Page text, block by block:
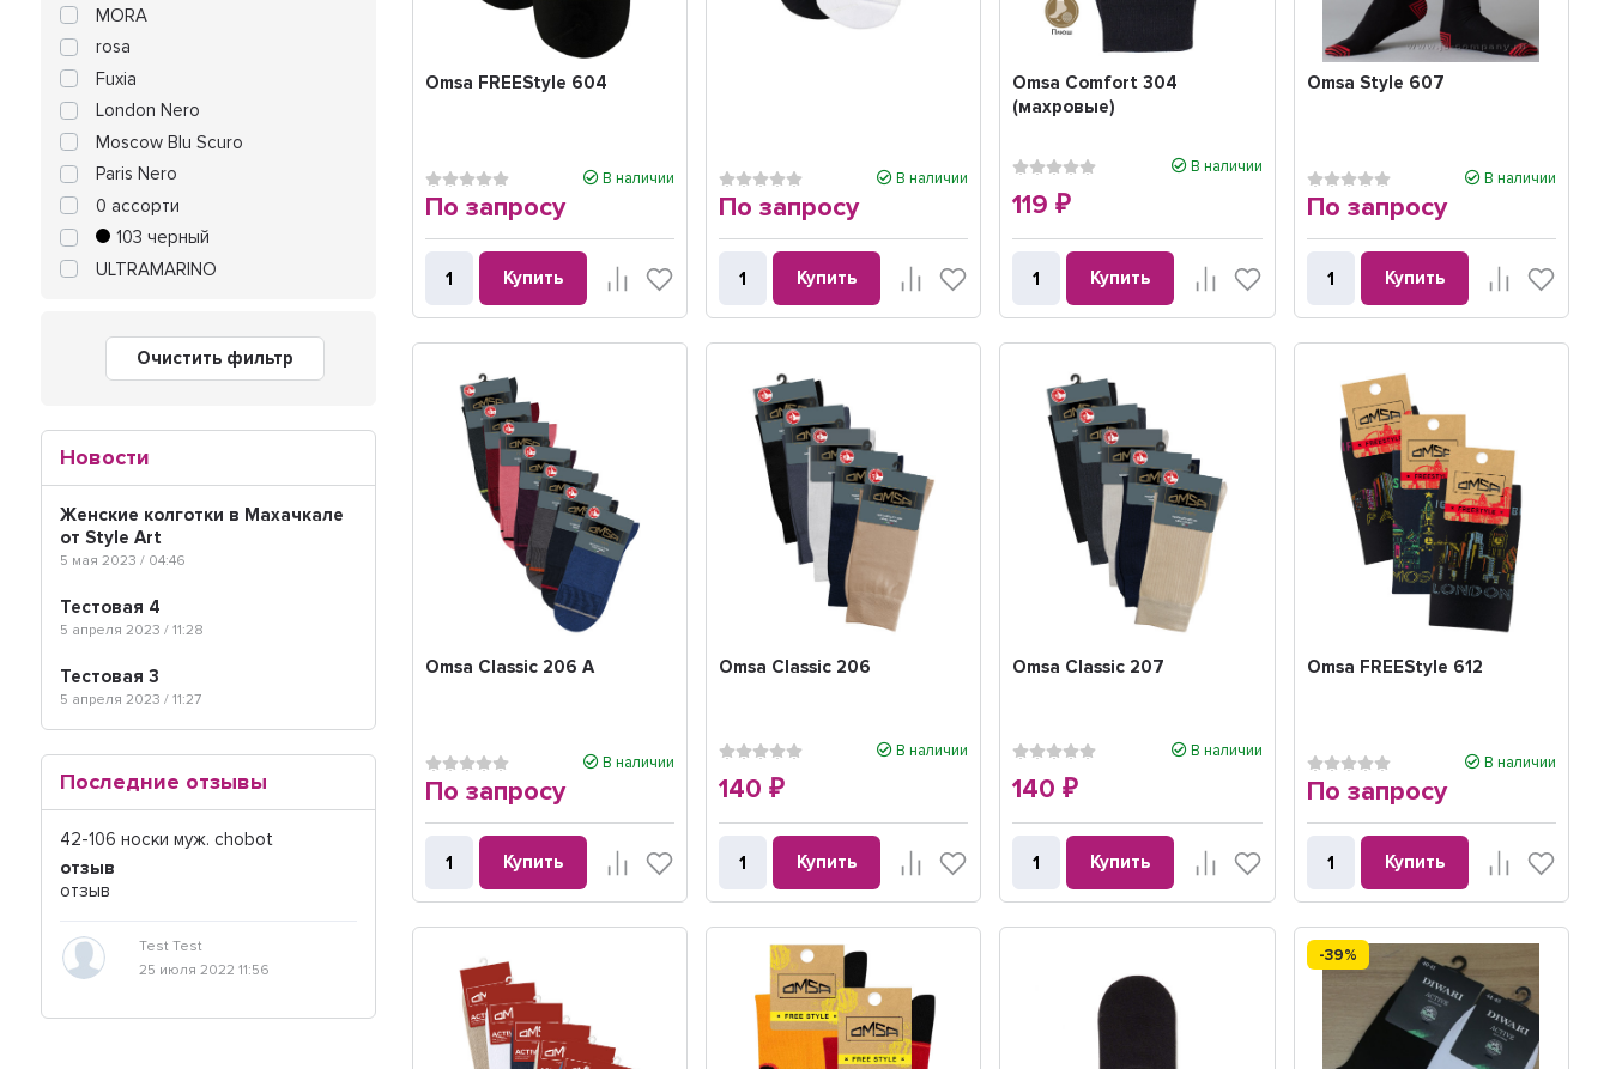
MORA
rosa
Fuxia
London Nero
Moscow Blu Scuro
Paris Nero
0 ассорти
103 черный
ULTRAMARINO
Очистить фильтр
Новости
Женские колготки в Махачкале
от Style Art
5 мая 2023 / 04:46
Тестовая 4
5 апреля 2023 / 11:28
Тестовая 3
5 апреля 2023 / 11:27
Последние отзывы
42-106 носки муж. chobot
отзыв
отзыв
Test Test
25 июля 2022 11:56
Omsa FREEStyle 604
В наличии
По запросу
Купить
В наличии
По запросу
Купить
Omsa Comfort 304
(махровые)
В наличии
119₽
Купить
Omsa Style 607
В наличии
По запросу
Купить
Omsa Classic 206 A
В наличии
По запросу
Купить
Omsa Classic 206
В наличии
140₽
Купить
Omsa Classic 207
В наличии
140₽
Купить
Omsa FREEStyle 612
В наличии
По запросу
Купить
-39%